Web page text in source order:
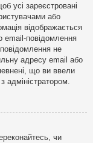
усі зареєстровані
або
відображається
email-повідомлення
не
адресу email або
що ви ввели
адміністратором.
чи